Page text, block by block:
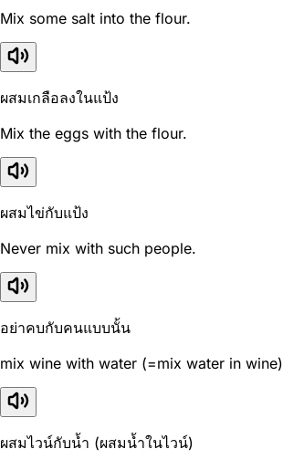
Mix some salt into the flour.
ผสมเกลือลงในแป้ง
Mix the eggs with the flour.
ผสมไข่กับแป้ง
Never mix with such people.
อย่าคบกับคนแบบนั้น
mix wine with water (=mix water in wine)
ผสมไวน์กับน้ำ (ผสมน้ำในไวน์)